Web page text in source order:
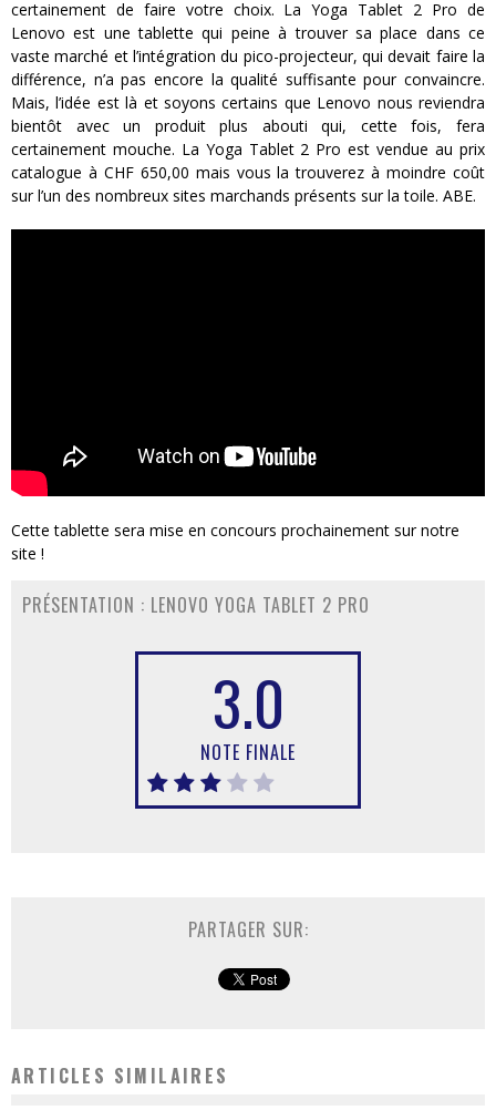
certainement de faire votre choix. La Yoga Tablet 2 Pro de
Lenovo est une tablette qui peine à trouver sa place dans ce
vaste marché et l’intégration du pico-projecteur, qui devait faire la
différence, n’a pas encore la qualité suffisante pour convaincre.
Mais, l’idée est là et soyons certains que Lenovo nous reviendra
bientôt avec un produit plus abouti qui, cette fois, fera
certainement mouche. La Yoga Tablet 2 Pro est vendue au prix
catalogue à CHF 650,00 mais vous la trouverez à moindre coût
sur l’un des nombreux sites marchands présents sur la toile. ABE.
Cette tablette sera mise en concours prochainement sur notre
site !
PRÉSENTATION : LENOVO YOGA TABLET 2 PRO
3.0
NOTE FINALE
PARTAGER SUR:
ARTICLES SIMILAIRES